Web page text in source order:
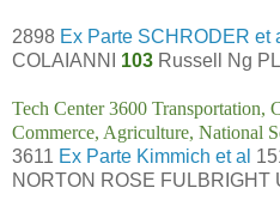
2898 Ex Parte SCHRODER et
COLAIANNI
103 Russell Ng
Tech Center 3600 Transportation,
Commerce, Agriculture, National
3611 Ex Parte Kimmich et al
NORTON ROSE FULBRIGHT